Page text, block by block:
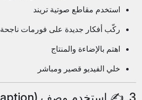
استخدم مقاطع صوتية تريند
ركّب أفكار جديدة على فورمات ناجحة
اهتم بالإضاءة والمنتاج
خلي الفيديو قصير ومباشر